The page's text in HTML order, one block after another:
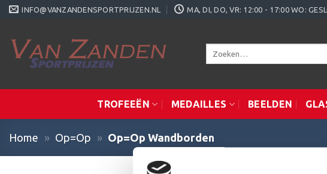
Ga
INFO@VANZANDENSPORTPRIJZEN.NL MA, DI, DO, VR: 12:00 - 17:00 WO:
Zoeken
TROFEEËN MEDAILLES BEELDEN
Home » Op=Op » Op=Op Wandborden